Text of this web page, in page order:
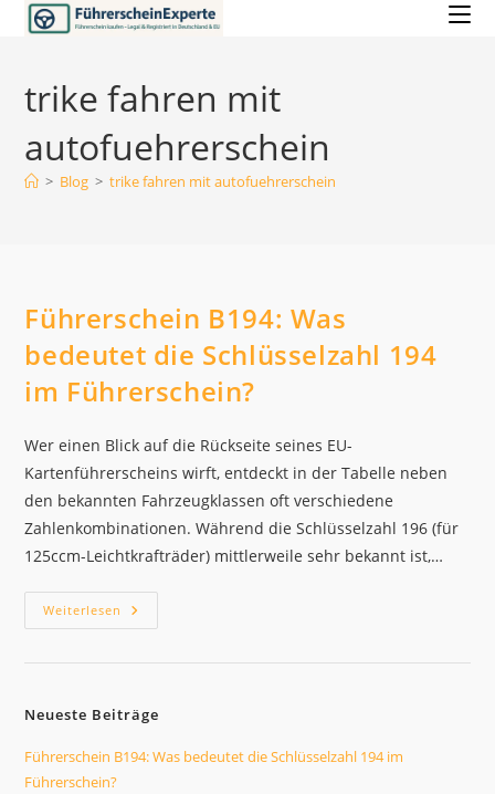
Zum
Inhalt
trike fahren mit
autofuehrerschein
> Blog > trike fahren mit autofuehrerschein
Führerschein B194: Was
bedeutet die Schlüsselzahl 194
im Führerschein?
Wer einen Blick auf die Rückseite seines EU-
Kartenführerscheins wirft, entdeckt in der Tabelle neben
den bekannten Fahrzeugklassen oft verschiedene
Zahlenkombinationen. Während die Schlüsselzahl 196 (für
125ccm-Leichtkrafträder) mittlerweile sehr bekannt ist,…
Weiterlesen Führerschein
B194:
Im
Neueste Beiträge
Führerschein B194: Was bedeutet die Schlüsselzahl 194 im
Führerschein?